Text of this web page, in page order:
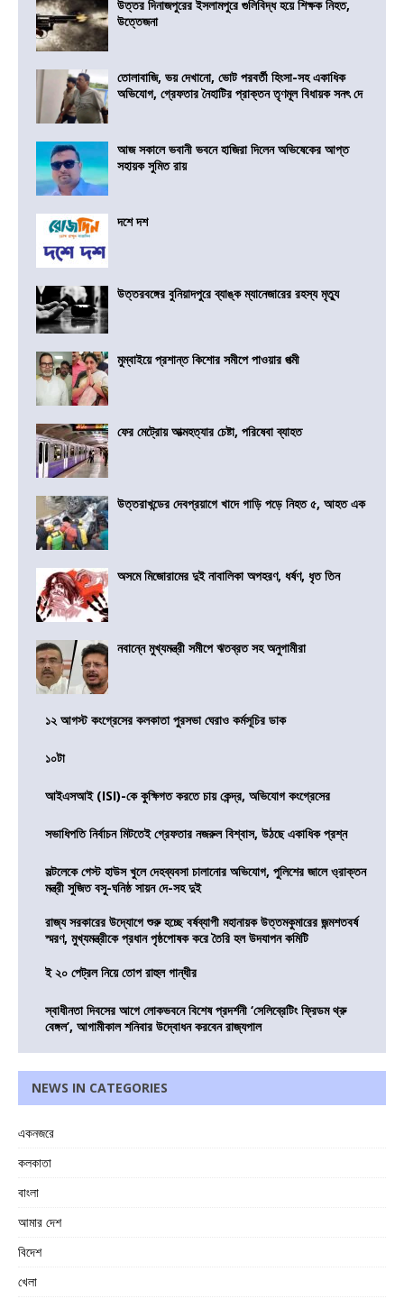
উত্তর দিনাজপুরের ইসলামপুরে গুলিবিদ্ধ হয়ে শিক্ষক নিহত,
উত্তেজনা
তোলাবাজি, ভয় দেখানো, ভোট পরবর্তী হিংসা-সহ একাধিক
অভিযোগ, গ্রেফতার নৈহাটির প্রাক্তন তৃণমূল বিধায়ক সনৎ দে
আজ সকালে ভবানী ভবনে হাজিরা দিলেন অভিষেকের আপ্ত
সহায়ক সুমিত রায়
দশে দশ
উত্তরবঙ্গের বুনিয়াদপুরে ব্যাঙ্ক ম্যানেজারের রহস্য মৃত্যু
মুম্বাইয়ে প্রশান্ত কিশোর সমীপে পাওয়ার পত্মী
ফের মেট্রোয় আত্মহত্যার চেষ্টা, পরিষেবা ব্যাহত
উত্তরাখন্ডের দেবপ্রয়াগে খাদে গাড়ি পড়ে নিহত ৫, আহত এক
অসমে মিজোরামের দুই নাবালিকা অপহরণ, ধর্ষণ, ধৃত তিন
নবান্নে মুখ্যমন্ত্রী সমীপে ঋতব্রত সহ অনুগামীরা
১২ আগস্ট কংগ্রেসের কলকাতা পুরসভা ঘেরাও কর্মসূচির ডাক
১০টা
আইএসআই (ISI)-কে কুক্ষিগত করতে চায় কেন্দ্র, অভিযোগ কংগ্রেসের
সভাধিপতি নির্বাচন মিটতেই গ্রেফতার নজরুল বিশ্বাস, উঠছে একাধিক প্রশ্ন
সল্টলেকে গেস্ট হাউস খুলে দেহব্যবসা চালানোর অভিযোগ, পুলিশের জালে ও্রাক্তন
মন্ত্রী সুজিত বসু-ঘনিষ্ঠ সায়ন দে-সহ দুই
রাজ্য সরকারের উদ্যোগে শুরু হচ্ছে বর্ষব্যাপী মহানায়ক উত্তমকুমারের জন্মশতবর্ষ
স্মরণ, মুখ্যমন্ত্রীকে প্রধান পৃষ্ঠপোষক করে তৈরি হল উদযাপন কমিটি
ই ২০ পেট্রল নিয়ে তোপ রাহুল গান্ধীর
স্বাধীনতা দিবসের আগে লোকভবনে বিশেষ প্রদর্শনী ‘সেলিব্রেটিং ফ্রিডম থ্রু
বেঙ্গল’, আগামীকাল শনিবার উদ্বোধন করবেন রাজ্যপাল
NEWS IN CATEGORIES
একনজরে
কলকাতা
বাংলা
আমার দেশ
বিদেশ
খেলা